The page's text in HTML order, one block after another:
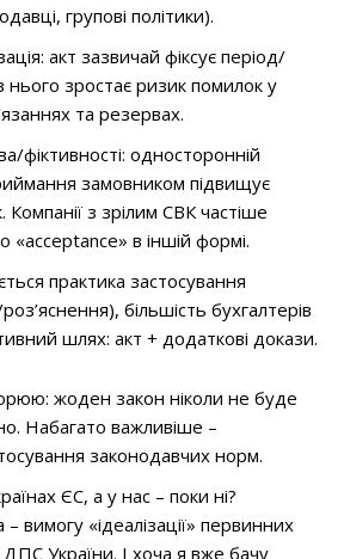
групові політики).
акт зазвичай фіксує період/
нього зростає ризик помилок у
та резервах.
фіктивності: односторонній
замовником підвищує
Компанії з зрілим СВК частіше
«acceptance» в іншій формі.
практика застосування
більшість бухгалтерів
шлях: акт + додаткові докази.
жоден закон ніколи не буде
Набагато важливіше –
законодавчих норм.
ЄС, а у нас – поки ні?
вимогу «ідеалізації» первинних
України. І хоча я вже бачу